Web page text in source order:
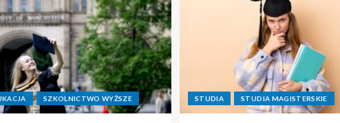
SZKOLNICTWO WYŻSZE STUDIA STUDIA MAGISTERSKIE